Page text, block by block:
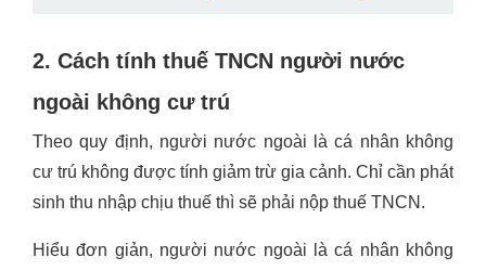
2. Cách tính thuế TNCN người nước
ngoài không cư trú
Theo quy định, người nước ngoài là cá nhân không
cư trú không được tính giảm trừ gia cảnh. Chỉ cần phát
sinh thu nhập chịu thuế thì sẽ phải nộp thuế TNCN.
Hiểu đơn giản, người nước ngoài là cá nhân không